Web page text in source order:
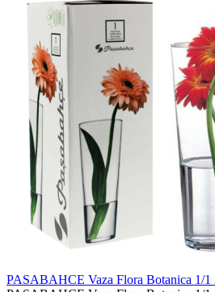
PASABAHCE Vaza Flora Botanica 1/1